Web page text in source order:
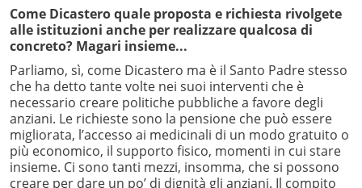
Come Dicastero quale proposta e richiesta rivolgete
alle istituzioni anche per realizzare qualcosa di
concreto? Magari insieme...
Parliamo, sì, come Dicastero ma è il Santo Padre stesso
che ha detto tante volte nei suoi interventi che è
necessario creare politiche pubbliche a favore degli
anziani. Le richieste sono la pensione che può essere
migliorata, l’accesso ai medicinali di un modo gratuito o
più economico, il supporto fisico, momenti in cui stare
insieme. Ci sono tanti mezzi, insomma, che si possono
creare per dare un po’ di dignità gli anziani. Il compito